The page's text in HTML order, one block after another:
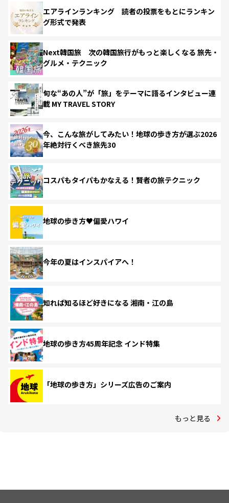
エアラインランキング 読者の投票をもとにランキン
グ形式で発表
Next韓国旅 次の韓国旅行がもっと楽しくなる 旅先・
グルメ・テクニック
旬な“あの人”が「旅」をテーマに語るインタビュー連
載 MY TRAVEL STORY
今、こんな旅がしてみたい！地球の歩き方が選ぶ2026
年絶対行くべき旅先30
コスパもタイパもかなえる！賢者の旅テクニック
地球の歩き方♥偏愛ハワイ
今年の夏はインスパイアへ！
知れば知るほど好きになる 湘南・江の島
地球の歩き方45周年記念 インド特集
「地球の歩き方」シリーズ広告のご案内
もっと見る